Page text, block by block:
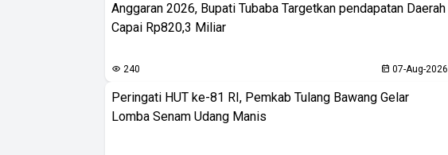
Anggaran 2026, Bupati Tubaba Targetkan pendapatan Daerah
Capai Rp820,3 Miliar
240 07-Aug-2026
Peringati HUT ke-81 RI, Pemkab Tulang Bawang Gelar
Lomba Senam Udang Manis